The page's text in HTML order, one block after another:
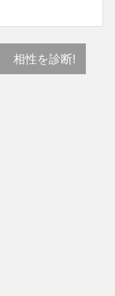
相性を診断!